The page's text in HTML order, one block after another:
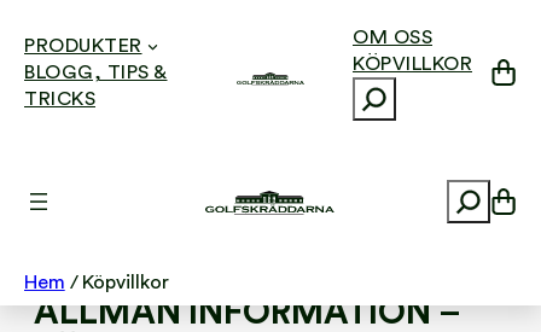
PRODUKTER
BLOGG, TIPS &
TRICKS
OM OSS
KÖPVILLKOR
ö
ö
Hem / Köpvillkor
KÖPVILLKOR
ALLMÄN INFORMATION–